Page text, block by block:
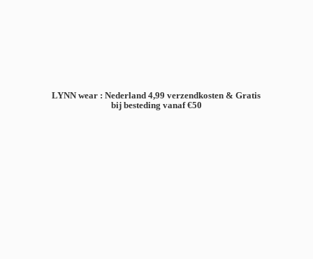
LYNN wear : Nederland 4,99 verzendkosten & Gratis
bij besteding vanaf €50